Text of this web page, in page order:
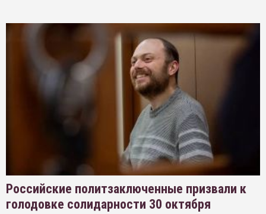
Российские политзаключенные призвали к
голодовке солидарности 30 октября